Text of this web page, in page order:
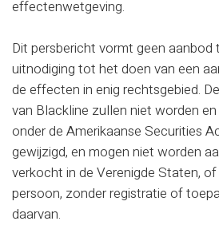
effectenwetgeving.
Dit persbericht vormt geen
uitnodiging tot het doen van een
de effecten in enig rechtsgebied.
van Blackline zullen niet worden
onder de Amerikaanse Securities
gewijzigd, en mogen niet worden
verkocht in de Verenigde Staten,
persoon, zonder registratie of
daarvan.